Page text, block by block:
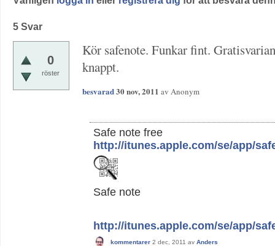
5 Svar
0
röster
Kör safenote. Funkar fint.
knappt.
besvarad30 nov, 2011 av Anonym
Safe note free
http://itunes.apple.com/se/app/
Safe note
http://itunes.apple.com/se/app/
kommentarer 2 dec, 2011 av Anders